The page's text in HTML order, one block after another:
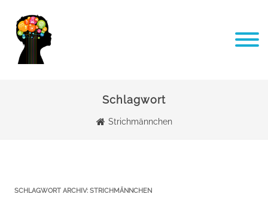
Schlagwort
Strichmännchen
SCHLAGWORT ARCHIV: STRICHMÄNNCHEN